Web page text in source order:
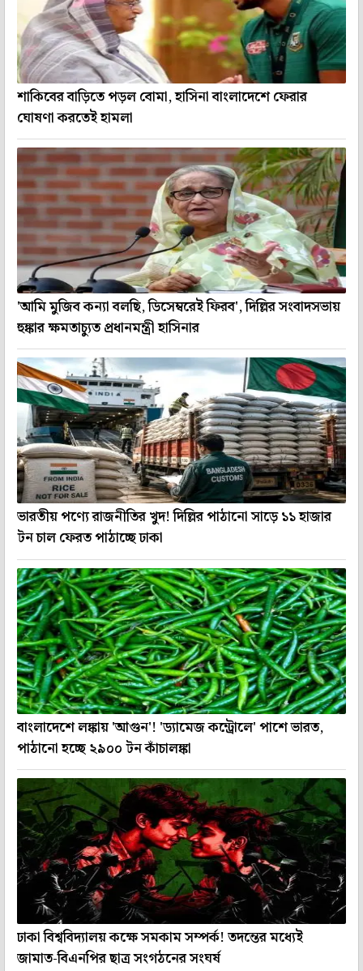
শাকিবের বাড়িতে পড়ল বোমা, হাসিনা বাংলাদেশে ফেরার
ঘোষণা করতেই হামলা
'আমি মুজিব কন্যা বলছি, ডিসেম্বরেই ফিরব', দিল্লির সংবাদসভায়
হুঙ্কার ক্ষমতাচ্যুত প্রধানমন্ত্রী হাসিনার
ভারতীয় পণ্যে রাজনীতির খুদ! দিল্লির পাঠানো সাড়ে ১১ হাজার
টন চাল ফেরত পাঠাচ্ছে ঢাকা
বাংলাদেশে লঙ্কায় 'আগুন'! 'ড্যামেজ কন্ট্রোলে' পাশে ভারত,
পাঠানো হচ্ছে ২৯০০ টন কাঁচালঙ্কা
ঢাকা বিশ্ববিদ্যালয় কক্ষে সমকাম সম্পর্ক! তদন্তের মধ্যেই
জামাত-বিএনপির ছাত্র সংগঠনের সংঘর্ষ